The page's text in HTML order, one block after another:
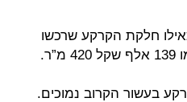
חלקת הקרקע שרכשו
בעשור הקרוב נמוכים.